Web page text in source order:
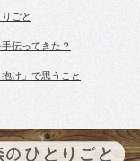
ごと
伝ってきた？
抱け」で思うこと